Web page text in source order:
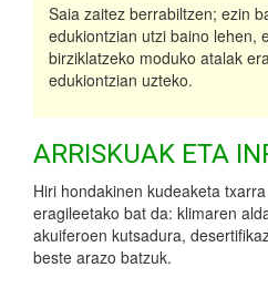
Saia zaitez berrabiltzen; ezin
edukiontzian utzi baino lehen,
birziklatzeko moduko atalak
edukiontzian uzteko.
ARRISKUAK ETA
Hiri hondakinen kudeaketa
eragileetako bat da: klimaren
akuiferoen kutsadura,
beste arazo batzuk.